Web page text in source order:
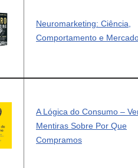
Neuromarketing: Ciência,
Comportamento e
A Lógica do Consumo –
Mentiras Sobre Por Que
Compramos